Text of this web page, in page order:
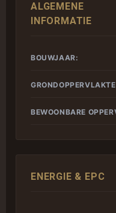
ALGEMENE
INFORMATIE
BOUWJAAR:
BEWOONBARE
ENERGIE & EPC